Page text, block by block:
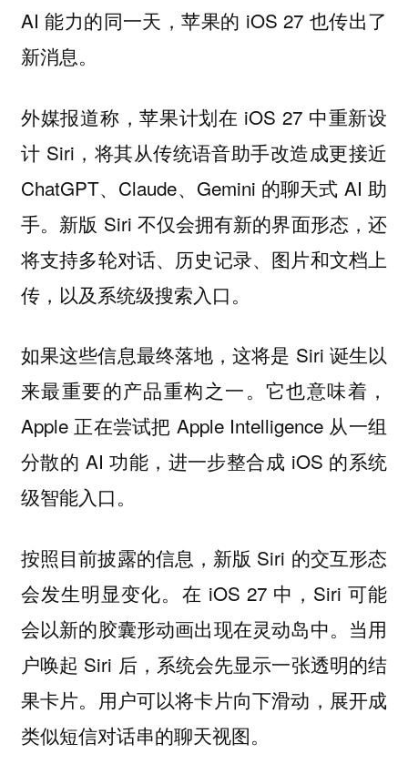
AI 能力的同一天，苹果的 iOS 27 也传出了
新消息。
外媒报道称，苹果计划在 iOS 27 中重新设
计 Siri，将其从传统语音助手改造成更接近
ChatGPT、Claude、Gemini 的聊天式 AI 助
手。新版 Siri 不仅会拥有新的界面形态，还
将支持多轮对话、历史记录、图片和文档上
传，以及系统级搜索入口。
如果这些信息最终落地，这将是 Siri 诞生以
来最重要的产品重构之一。它也意味着，
Apple 正在尝试把 Apple Intelligence 从一组
分散的 AI 功能，进一步整合成 iOS 的系统
级智能入口。
按照目前披露的信息，新版 Siri 的交互形态
会发生明显变化。在 iOS 27 中，Siri 可能
会以新的胶囊形动画出现在灵动岛中。当用
户唤起 Siri 后，系统会先显示一张透明的结
果卡片。用户可以将卡片向下滑动，展开成
类似短信对话串的聊天视图。